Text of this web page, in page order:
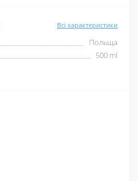
Всі характеристики
Польща
500 ml